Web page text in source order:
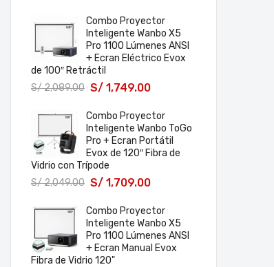
Combo Proyector
Inteligente Wanbo X5
Pro 1100 Lúmenes ANSI
+ Ecran Eléctrico Evox
de 100″ Retráctil
S/2,089.00 S/ 1,749.00
Combo Proyector
Inteligente Wanbo ToGo
Pro + Ecran Portátil
Evox de 120″ Fibra de
Vidrio con Trípode
S/2,049.00 S/ 1,709.00
Combo Proyector
Inteligente Wanbo X5
Pro 1100 Lúmenes ANSI
+ Ecran Manual Evox
Fibra de Vidrio 120"